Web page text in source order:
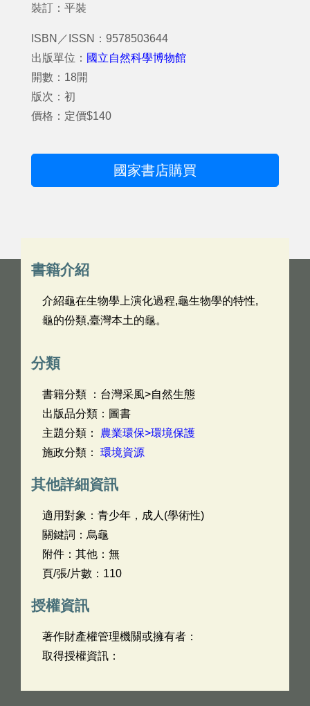
裝訂：平裝
ISBN／ISSN：9578503644
出版單位： 國立自然科學博物館
開數：18開
版次：初
價格：定價$140
國家書店購買
書籍介紹
介紹龜在生物學上演化過程,龜生物學的特性,
龜的份類,臺灣本土的龜。
分類
書籍分類 ：台灣采風>自然生態
出版品分類：圖書
主題分類： 農業環保>環境保護
施政分類： 環境資源
其他詳細資訊
適用對象：青少年，成人(學術性)
關鍵詞：烏龜
附件：其他：無
頁/張/片數：110
授權資訊
著作財產權管理機關或擁有者：
取得授權資訊：